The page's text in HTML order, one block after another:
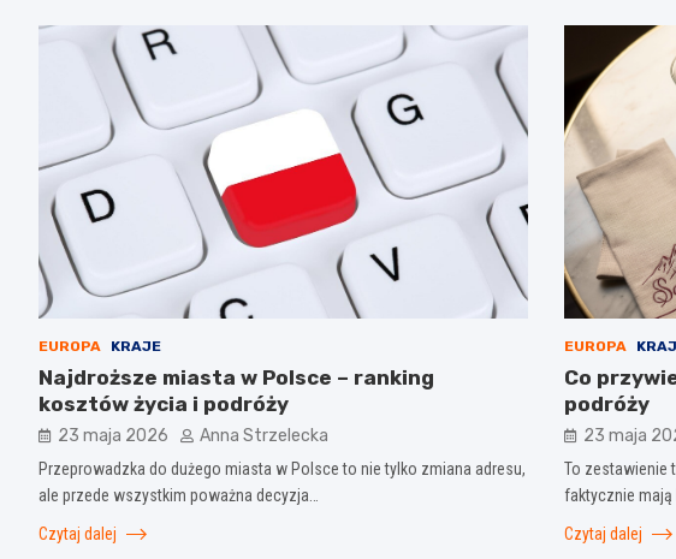
EUROPA KRAJE
Najdroższe miasta w Polsce – ranking
kosztów życia i podróży
23 maja 2026 Anna Strzelecka
Przeprowadzka do dużego miasta w Polsce to nie tylko zmiana adresu,
ale przede wszystkim poważna decyzja…
Czytaj dalej
EUROPA
Co
podróży
23 maja
To zestawienie
faktycznie mają
Czytaj dalej